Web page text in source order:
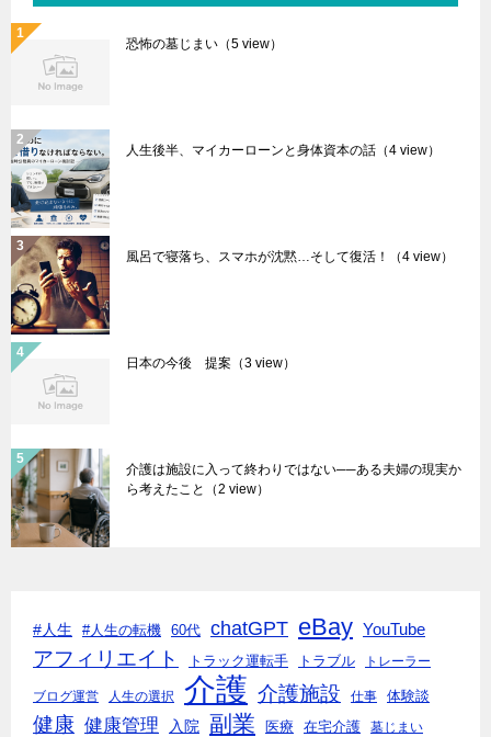
恐怖の墓じまい （5 view）
人生後半、マイカーローンと身体資本の話 （4 view）
風呂で寝落ち、スマホが沈黙…そして復活！ （4 view）
日本の今後 提案 （3 view）
介護は施設に入って終わりではない──ある夫婦の現実か
ら考えたこと
（2 view）
#人生 #人生の転機 60代 chatGPT eBay YouTube
アフィリエイト トラック運転手 トラブル トレーラー
ブログ運営 人生の選択 介護 介護施設 仕事 体験談
健康 健康管理 入院 副業 医療 在宅介護 墓じまい